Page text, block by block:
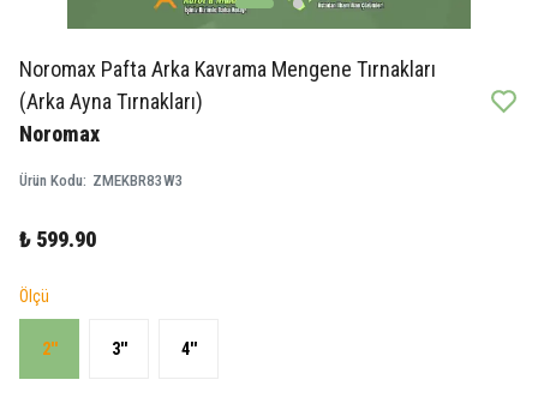
Noromax Pafta Arka Kavrama Mengene Tırnakları
(Arka Ayna Tırnakları)
Noromax
Ürün Kodu: ZMEKBR83W3
₺ 599.90
Ölçü
2'' 3'' 4''